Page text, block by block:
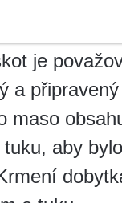
je
a
maso
aby